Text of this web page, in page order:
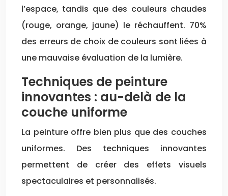
l’espace, tandis que des couleurs chaudes
(rouge, orange, jaune) le réchauffent. 70%
des erreurs de choix de couleurs sont liées à
une mauvaise évaluation de la lumière.
Techniques de peinture
innovantes : au-delà de la
couche uniforme
La peinture offre bien plus que des couches
uniformes. Des techniques innovantes
permettent de créer des effets visuels
spectaculaires et personnalisés.